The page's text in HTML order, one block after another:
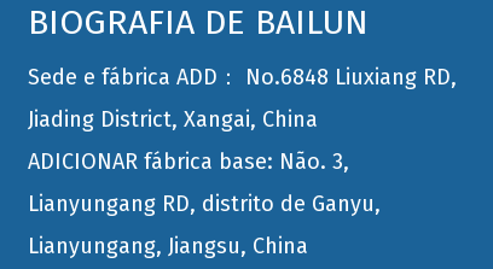
BIOGRAFIA DE BAILUN
Sede e fábrica ADD： No.6848 Liuxiang RD,
Jiading District, Xangai, China
ADICIONAR fábrica base: Não. 3,
Lianyungang RD, distrito de Ganyu,
Lianyungang, Jiangsu, China